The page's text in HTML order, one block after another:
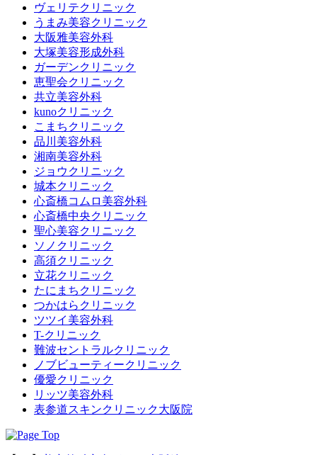
ヴェリテクリニック
うまみ美容クリニック
大阪雅美容外科
大塚美容形成外科
ガーデンクリニック
恵聖会クリニック
共立美容外科
kunoクリニック
こまちクリニック
品川美容外科
湘南美容外科
ジョウクリニック
城本クリニック
心斎橋コムロ美容外科
心斎橋中央クリニック
聖心美容クリニック
ソノクリニック
高須クリニック
立花クリニック
たにまちクリニック
つかはらクリニック
ツツイ美容外科
T-クリニック
難波セントラルクリニック
ノブビューティークリニック
優愛クリニック
リッツ美容外科
表参道スキンクリニック大阪院